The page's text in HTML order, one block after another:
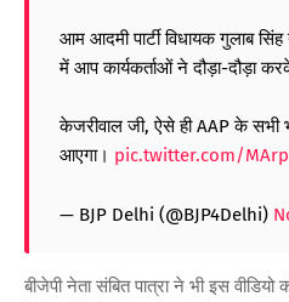
आम आदमी पार्टी विधायक गुलाब
में आप कार्यकर्ताओं ने दौड़ा-दौड़ा
केजरीवाल जी, ऐसे ही AAP के सभी
आएगा। pic.twitter.com/
— BJP Delhi (@BJP4Delhi)
बीजेपी नेता संबित पात्रा ने भी इस